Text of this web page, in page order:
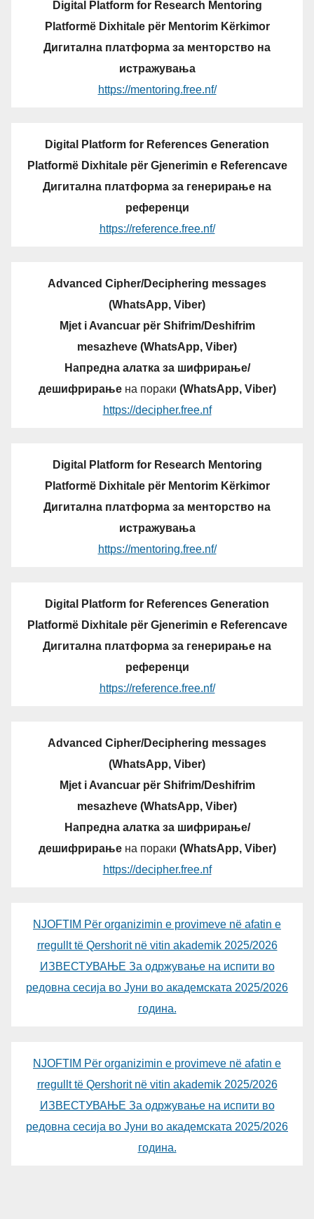
Digital Platform for Research Mentoring
Platformë Dixhitale për Mentorim Kërkimor
Дигитална платформа за менторство на
истражувања
https://mentoring.free.nf/
Digital Platform for References Generation
Platformë Dixhitale për Gjenerimin e Referencave
Дигитална платформа за генерирање на
референци
https://reference.free.nf/
Advanced Cipher/Deciphering messages
(WhatsApp, Viber)
Mjet i Avancuar për Shifrim/Deshifrim
mesazheve (WhatsApp, Viber)
Напредна алатка за шифрирање/
дешифрирањена пораки (WhatsApp, Viber)
https://decipher.free.nf
Digital Platform for Research Mentoring
Platformë Dixhitale për Mentorim Kërkimor
Дигитална платформа за менторство на
истражувања
https://mentoring.free.nf/
Digital Platform for References Generation
Platformë Dixhitale për Gjenerimin e Referencave
Дигитална платформа за генерирање на
референци
https://reference.free.nf/
Advanced Cipher/Deciphering messages
(WhatsApp, Viber)
Mjet i Avancuar për Shifrim/Deshifrim
mesazheve (WhatsApp, Viber)
Напредна алатка за шифрирање/
дешифрирањена пораки (WhatsApp, Viber)
https://decipher.free.nf
NJOFTIM Për organizimin e provimeve në afatin e
rregullt të Qershorit në vitin akademik 2025/2026
ИЗВЕСТУВАЊЕ За одржување на испити во
редовна сесија во Јуни во академската 2025/2026
година.
NJOFTIM Për organizimin e provimeve në afatin e
rregullt të Qershorit në vitin akademik 2025/2026
ИЗВЕСТУВАЊЕ За одржување на испити во
редовна сесија во Јуни во академската 2025/2026
година.